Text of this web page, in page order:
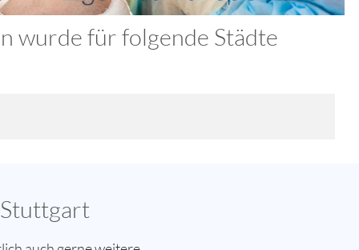
wurde für folgende Städte